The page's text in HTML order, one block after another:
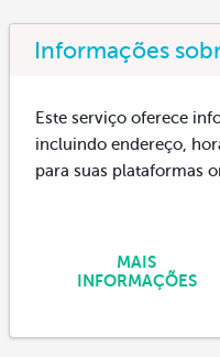
Informações
Este serviço oferece
incluindo endereço,
para suas plataformas
MAIS
INFORMAÇÕES